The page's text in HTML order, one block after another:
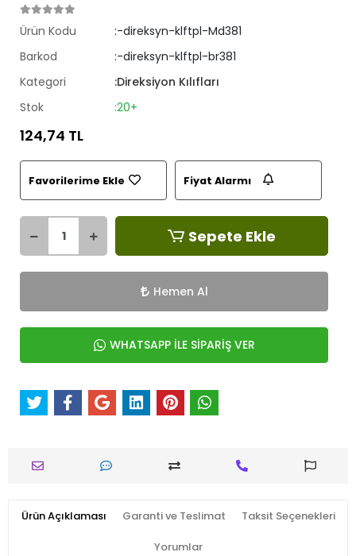
Ürün Kodu
:-direksyn-klftpl-Md381
Barkod
:-direksyn-klftpl-br381
Kategori
:Direksiyon Kılıfları
Stok
:20+
124,74 TL
Favorilerime Ekle Fiyat Alarmı
Sepete Ekle
Hemen Al
WHATSAPP İLE SİPARİŞ VER
Ürün Açıklaması Garanti ve Teslimat Taksit Seçenekleri
Yorumlar